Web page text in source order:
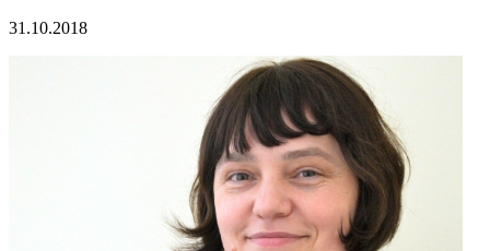
31.10.2018